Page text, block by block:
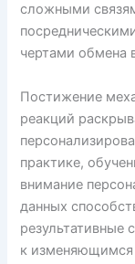
сложными
чертами обмена
Постижение
реакций
практике,
внимание
данных
результативные
к